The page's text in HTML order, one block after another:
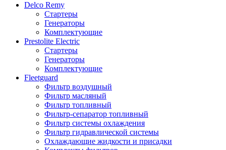
Delco Remy
Стартеры
Генераторы
Комплектующие
Prestolite Electric
Стартеры
Генераторы
Комплектующие
Fleetguard
Фильтр воздушный
Фильтр масляный
Фильтр топливный
Фильтр-сепаратор топливный
Фильтр системы охлаждения
Фильтр гидравлической системы
Охлаждающие жидкости и присадки